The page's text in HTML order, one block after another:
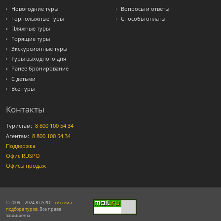
Новогодние туры
Горнолыжные туры
Пляжные туры
Горящие туры
Экскурсионные туры
Туры выходного дня
Ранее бронирование
С детьми
Все туры
Вопросы и ответы
Способы оплаты
Контакты
Туристам: 8 800 100 54 34
Агентам: 8 800 100 54 34
Поддержка
Офис RUSPO
Офисы продаж
© 2009—2024 RUSPO – система
подбора туров. Все права
защищены.